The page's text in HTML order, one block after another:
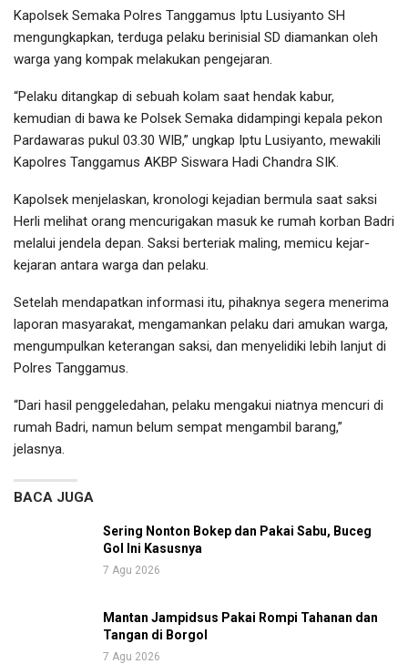
Kapolsek Semaka Polres Tanggamus Iptu Lusiyanto SH
mengungkapkan, terduga pelaku berinisial SD diamankan oleh
warga yang kompak melakukan pengejaran.
“Pelaku ditangkap di sebuah kolam saat hendak kabur,
kemudian di bawa ke Polsek Semaka didampingi kepala pekon
Pardawaras pukul 03.30 WIB,” ungkap Iptu Lusiyanto, mewakili
Kapolres Tanggamus AKBP Siswara Hadi Chandra SIK.
Kapolsek menjelaskan, kronologi kejadian bermula saat saksi
Herli melihat orang mencurigakan masuk ke rumah korban Badri
melalui jendela depan. Saksi berteriak maling, memicu kejar-
kejaran antara warga dan pelaku.
Setelah mendapatkan informasi itu, pihaknya segera menerima
laporan masyarakat, mengamankan pelaku dari amukan warga,
mengumpulkan keterangan saksi, dan menyelidiki lebih lanjut di
Polres Tanggamus.
“Dari hasil penggeledahan, pelaku mengakui niatnya mencuri di
rumah Badri, namun belum sempat mengambil barang,”
jelasnya.
BACA JUGA
Sering Nonton Bokep dan Pakai Sabu, Buceg
Gol Ini Kasusnya
7 Agu 2026
Mantan Jampidsus Pakai Rompi Tahanan dan
Tangan di Borgol
7 Agu 2026